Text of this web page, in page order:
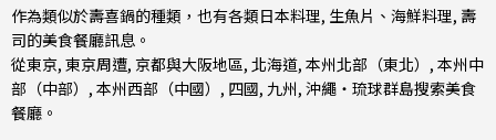
作為類似於壽喜鍋的種類，也有各類日本料理, 生魚片、海鮮料理, 壽
司的美食餐廳訊息。
從東京, 東京周遭, 京都與大阪地區, 北海道, 本州北部（東北） , 本州中
部（中部） , 本州西部（中國） , 四國, 九州, 沖繩・琉球群島搜索美食
餐廳。